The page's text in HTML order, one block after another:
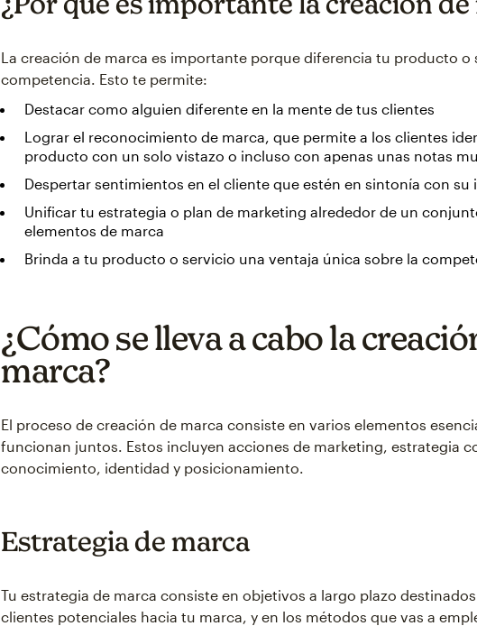
La creación de marca es importante porque diferencia tu producto o
competencia. Esto te permite:
Destacar como alguien diferente en la mente de tus clientes
Lograr el reconocimiento de marca, que permite a los clientes
producto con un solo vistazo o incluso con apenas unas notas
Despertar sentimientos en el cliente que estén en sintonía con su
Unificar tu estrategia o plan de marketing alrededor de un
elementos de marca
Brinda a tu producto o servicio una ventaja única sobre la
¿Cómo se lleva a cabo la
marca?
El proceso de creación de marca consiste en varios elementos
funcionan juntos. Estos incluyen acciones de marketing, estrategia
conocimiento, identidad y posicionamiento.
Estrategia de marca
Tu estrategia de marca consiste en objetivos a largo plazo
clientes potenciales hacia tu marca, y en los métodos que vas a